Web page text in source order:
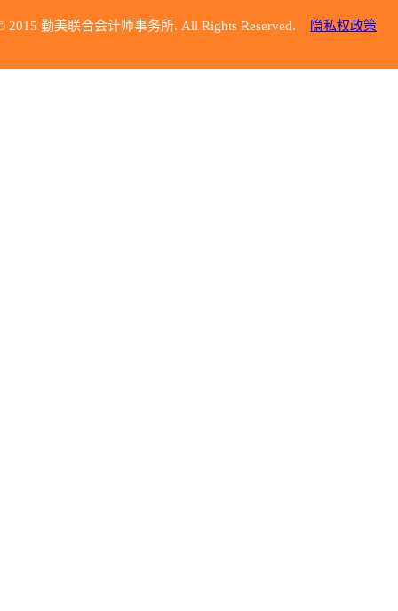
2015 勤美联合会计师事务所. All Rights Reserved. 隐私权政策